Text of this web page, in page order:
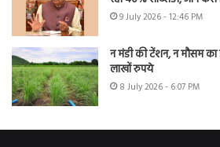
9 July 2026 - 12:46 PM
न मंडी की टेंशन, न मौसम
लाखों रुपये
8 July 2026 - 6:07 PM